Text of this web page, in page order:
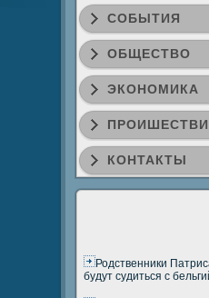
СОБЫТИЯ
ОБЩЕСТВО
ЭКОНОМИКА
КОНТАКТЫ
Родственники
будут судиться с